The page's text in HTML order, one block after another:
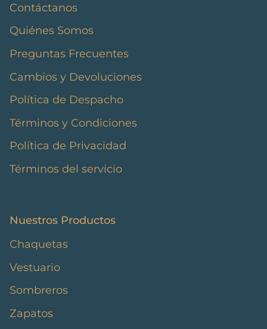
Contáctanos
Quiénes Somos
Preguntas Frecuentes
Cambios y Devoluciones
Política de Despacho
Términos y Condiciones
Política de Privacidad
Términos del servicio
Nuestros Productos
Chaquetas
Vestuario
Sombreros
Zapatos